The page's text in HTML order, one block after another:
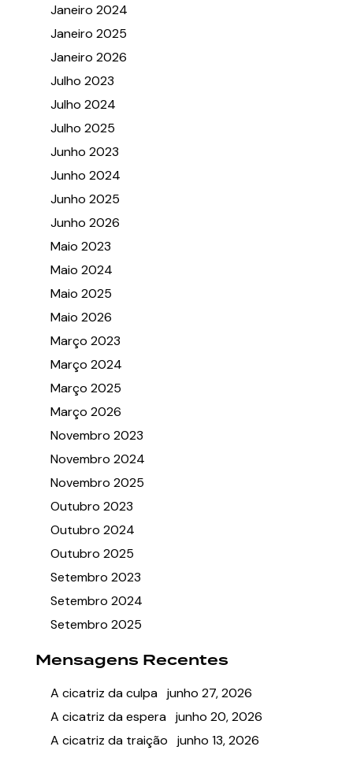
Janeiro 2024
Janeiro 2025
Janeiro 2026
Julho 2023
Julho 2024
Julho 2025
Junho 2023
Junho 2024
Junho 2025
Junho 2026
Maio 2023
Maio 2024
Maio 2025
Maio 2026
Março 2023
Março 2024
Março 2025
Março 2026
Novembro 2023
Novembro 2024
Novembro 2025
Outubro 2023
Outubro 2024
Outubro 2025
Setembro 2023
Setembro 2024
Setembro 2025
Mensagens Recentes
A cicatriz da culpa junho 27, 2026
A cicatriz da espera junho 20, 2026
A cicatriz da traição
junho 13, 2026